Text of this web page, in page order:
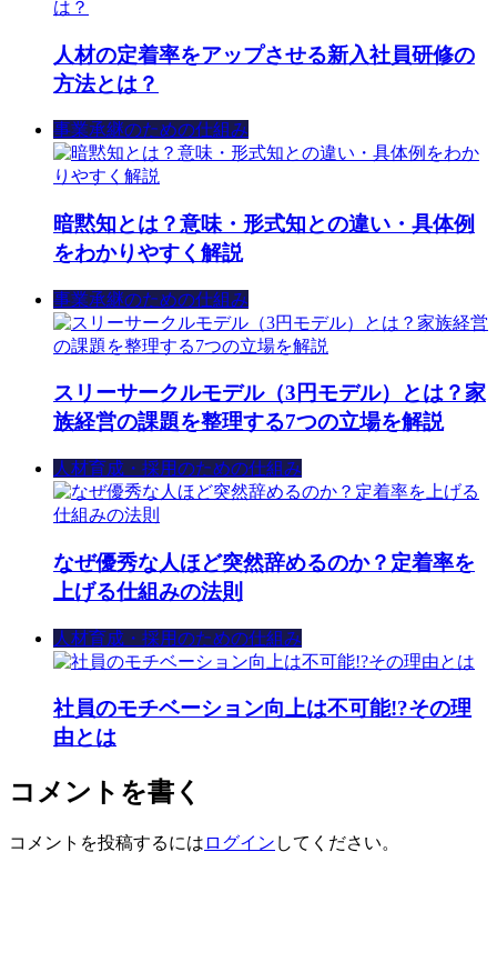
人材の定着率をアップさせる新入社員研修の
方法とは？
事業承継のための仕組み
暗黙知とは？意味・形式知との違い・具体例
をわかりやすく解説
事業承継のための仕組み
スリーサークルモデル（3円モデル）とは？家
族経営の課題を整理する7つの立場を解説
人材育成・採用のための仕組み
なぜ優秀な人ほど突然辞めるのか？定着率を
上げる仕組みの法則
人材育成・採用のための仕組み
社員のモチベーション向上は不可能!?その理
由とは
コメントを書く
コメントを投稿するには ログイン してください。